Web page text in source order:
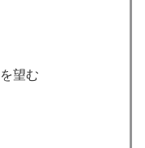
望む